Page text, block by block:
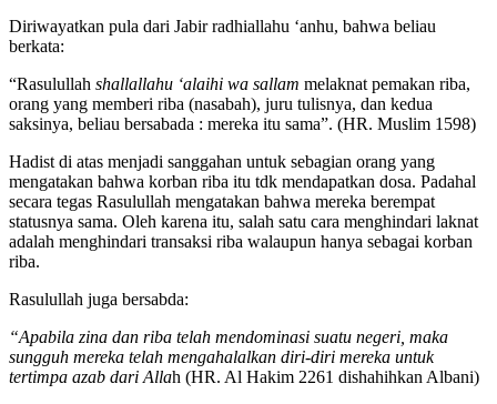
Diriwayatkan pula dari Jabir radhiallahu ‘anhu, bahwa beliau
berkata:
“Rasulullah shallallahu ‘alaihi wa sallam melaknat pemakan riba,
orang yang memberi riba (nasabah), juru tulisnya, dan kedua
saksinya, beliau bersabada : mereka itu sama”. (HR. Muslim 1598)
Hadist di atas menjadi sanggahan untuk sebagian orang yang
mengatakan bahwa korban riba itu tdk mendapatkan dosa. Padahal
secara tegas Rasulullah mengatakan bahwa mereka berempat
statusnya sama. Oleh karena itu, salah satu cara menghindari laknat
adalah menghindari transaksi riba walaupun hanya sebagai korban
riba.
Rasulullah juga bersabda:
“Apabila zina dan riba telah mendominasi suatu negeri, maka
sungguh mereka telah mengahalalkan diri-diri mereka untuk
tertimpa azab dari Allah (HR. Al Hakim 2261 dishahihkan Albani)